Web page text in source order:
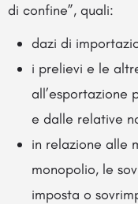
di confine”, quali:
dazi di
i prelievi e le
all’esportazione
e dalle relative
in relazione alle
monopolio, le
imposta o